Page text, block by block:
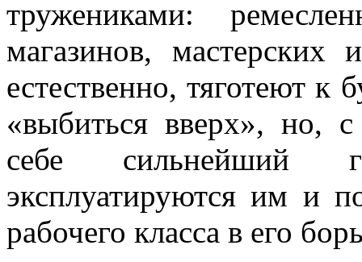
тружениками:
магазинов,
естественно, тяготеют к
«выбиться вверх», но,
себе сильнейший
эксплуатируются им и
рабочего класса в его